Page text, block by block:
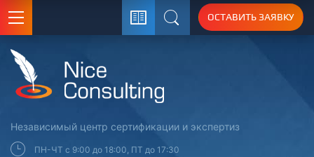
Поиск
ОСТАВИТЬ ЗАЯВКУ
Независимый центр сертификации и экспертиз
ПН-ЧТ с 9:00 до 18:00, ПТ до 17:30